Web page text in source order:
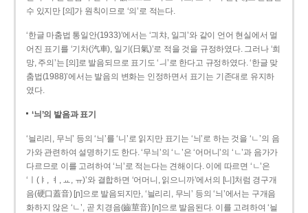
수 있지만 [의]가 원칙이므로 ‘의’로 적는다.
‘한글 마춤법 통일안(1933)’에서는 ‘긔챠, 일긔’와 같이 언어 현실에서 멀
어진 표기를 ‘기차(汽車), 일기(日氣)’로 적을 것을 규정하였다. 그러나 ‘희
망, 주의’는 [의]로 발음되므로 표기도 ‘ㅢ’로 한다고 규정하였다. ‘한글 맞
춤법(1988)’에서는 발음의 변화는 인정하면서 표기는 기존대로 유지하
였다.
‘늬’의 발음과 표기
‘늴리리, 무늬’ 등의 ‘늬’를 ‘니’로 읽지만 표기는 ‘늬’로 하는 것을 ‘ㄴ’의 음
가와 관련하여 설명하기도 한다. ‘무늬’의 ‘ㄴ’은 ‘어머니’의 ‘ㄴ’과 음가가
다르므로 이를 고려하여 ‘늬’로 적는다는 견해이다. 이에 따르면 ‘ㄴ’은
‘ㅣ(ㅑ, ㅕ, ㅛ, ㅠ)’와 결합하면 ‘어머니, 읽으니까’에서의 [니]처럼 경구개
음(硬口蓋音) [ɲ]으로 발음되지만, ‘늴리리, 무늬’ 등의 ‘늬’에서는 구개음
화하지 않은 ‘ㄴ’, 곧 치경음(齒莖音) [n]으로 발음된다. 이를 고려하여 ‘늴